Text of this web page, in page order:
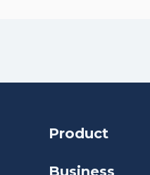
Product
Business